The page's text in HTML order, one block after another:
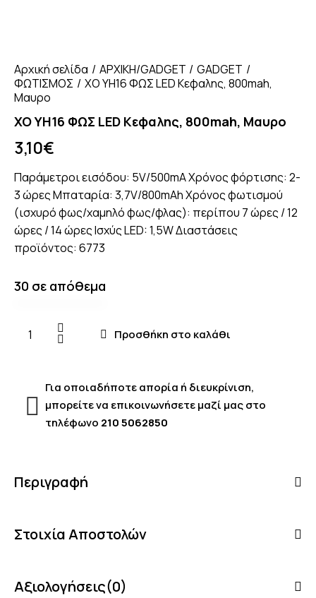
Αρχική σελίδα ΑΡΧΙΚΗ/GADGET
GADGET
ΦΩΤΙΣΜΟΣ
XO YH16 ΦΩΣ LED Κεφαλης, 800mah,
Μαυρο
XO YH16 ΦΩΣ LED Κεφαλης, 800mah, Μαυρο
3,10€
Παράμετροι εισόδου: 5V/500mA Χρόνος φόρτισης: 2-
3 ώρες Μπαταρία: 3,7V/800mAh Χρόνος φωτισμού
(ισχυρό φως/χαμηλό φως/φλας): περίπου 7 ώρες / 12
ώρες / 14 ώρες Ισχύς LED: 1,5W Διαστάσεις
προϊόντος: 6773
30 σε απόθεμα
Προσθήκη στο καλάθι
Για οποιαδήποτε απορία ή διευκρίνιση,
μπορείτε να επικοινωνήσετε μαζί μας στο
τηλέφωνο 210 5062850
Περιγραφή
Στοιχία Αποστολών
Αξιολογήσεις(0)